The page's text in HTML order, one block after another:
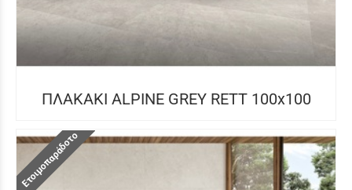
ΠΛΑΚΑΚΙ ALPINE GREY RETT 100x100
Ετοιμοπαράδοτο